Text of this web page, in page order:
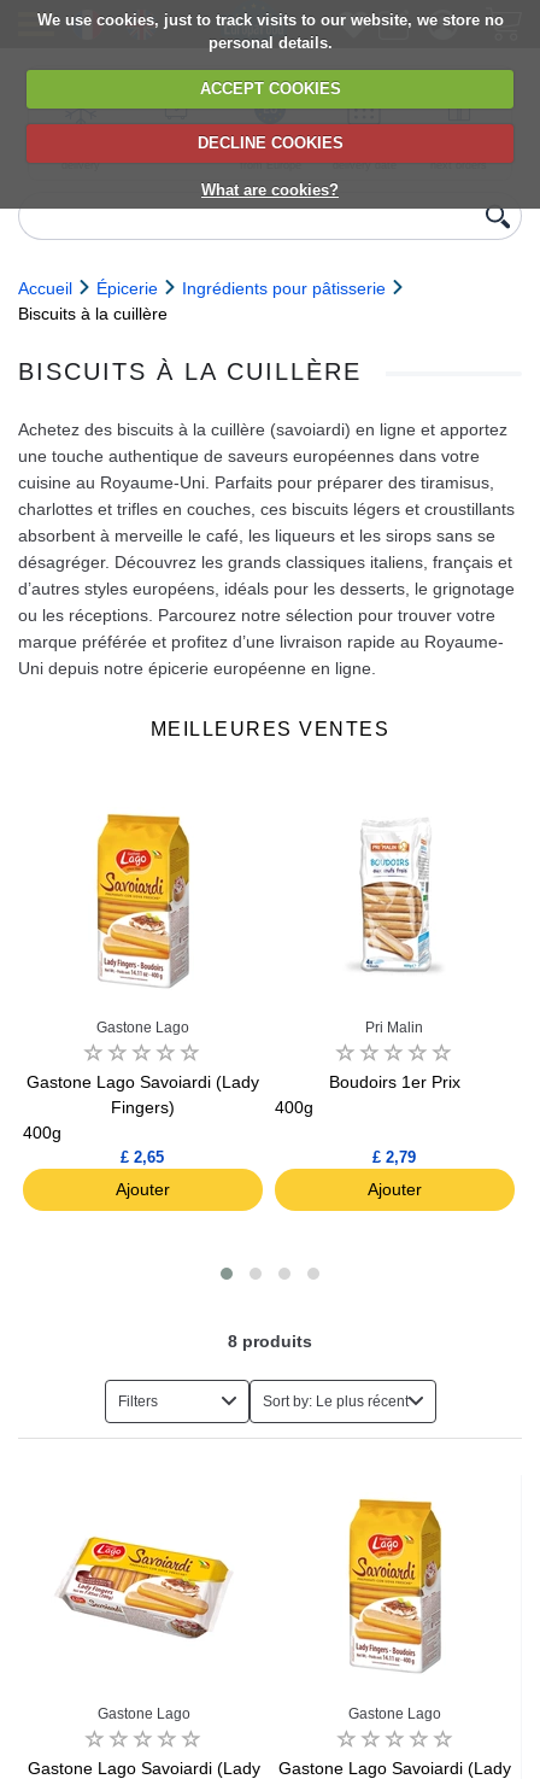
We use cookies, just to track visits to our website, we store no
personal details.
ACCEPT COOKIES
DECLINE COOKIES
What are cookies?
delivery
6,000+ products
Direct import
from Europe
Choose your
delivery date
next orders
Accueil Épicerie
Ingrédients pour pâtisserie
Biscuits à la cuillère
BISCUITS À LA CUILLÈRE
Achetez des biscuits à la cuillère (savoiardi) en ligne et apportez
une touche authentique de saveurs européennes dans votre
cuisine au Royaume-Uni. Parfaits pour préparer des tiramisus,
charlottes et trifles en couches, ces biscuits légers et croustillants
absorbent à merveille le café, les liqueurs et les sirops sans se
désagréger. Découvrez les grands classiques italiens, français et
d’autres styles européens, idéals pour les desserts, le grignotage
ou les réceptions. Parcourez notre sélection pour trouver votre
marque préférée et profitez d’une livraison rapide au Royaume-
Uni depuis notre épicerie européenne en ligne.
MEILLEURES VENTES
Gastone Lago
Gastone Lago Savoiardi (Lady
Fingers)
400g
£ 2,65
Ajouter
Pri Malin
Boudoirs 1er Prix
400g
£ 2,79
Ajouter
8 produits
Filters Sort by: Le plus récent
Gastone Lago
Gastone Lago Savoiardi (Lady
Gastone Lago
Gastone Lago Savoiardi (Lady